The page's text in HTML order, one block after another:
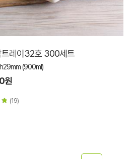
트레이32호 300세트
(900ml)
원
(19)